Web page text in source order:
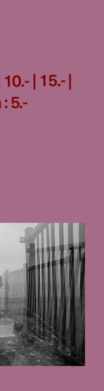
| 15.- |
5.-